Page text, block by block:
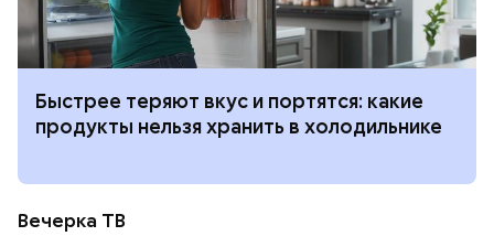
Быстрее теряют вкус и портятся: какие
продукты нельзя хранить в холодильнике
Вечерка ТВ